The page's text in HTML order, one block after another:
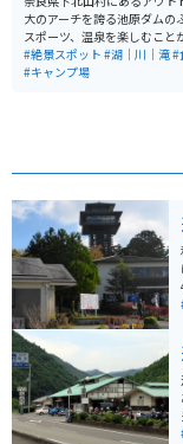
大のアーチを誇る池原ダムの
スポーツ、温泉を楽しむこと
ートキャンプ場、バンガロー
プでの宿泊も可能です。キャ
ートや多目的グラウンド、
れを癒すことができ、自然
ュできます。春には下北山村
れており、敷地内の桜が満開
れる桜の絶景が広がります。
#絶景スポット #湖｜川｜滝#
#キャンプ場